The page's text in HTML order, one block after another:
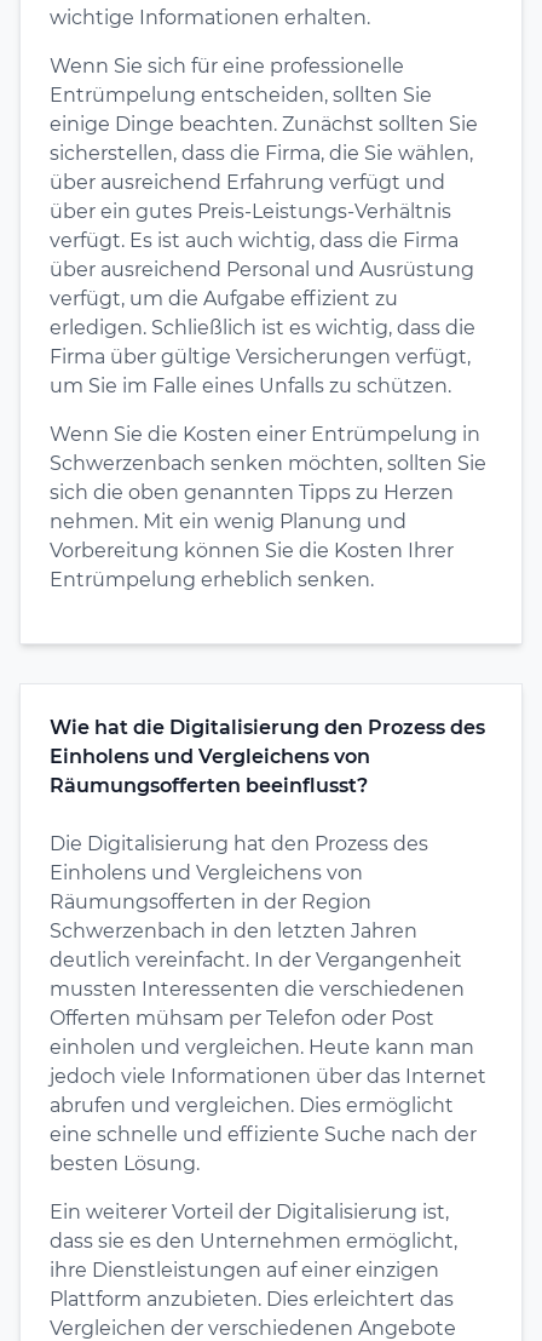
wichtige Informationen erhalten.
Wenn Sie sich für eine professionelle
Entrümpelung entscheiden, sollten Sie
einige Dinge beachten. Zunächst sollten Sie
sicherstellen, dass die Firma, die Sie wählen,
über ausreichend Erfahrung verfügt und
über ein gutes Preis-Leistungs-Verhältnis
verfügt. Es ist auch wichtig, dass die Firma
über ausreichend Personal und Ausrüstung
verfügt, um die Aufgabe effizient zu
erledigen. Schließlich ist es wichtig, dass die
Firma über gültige Versicherungen verfügt,
um Sie im Falle eines Unfalls zu schützen.
Wenn Sie die Kosten einer Entrümpelung in
Schwerzenbach senken möchten, sollten Sie
sich die oben genannten Tipps zu Herzen
nehmen. Mit ein wenig Planung und
Vorbereitung können Sie die Kosten Ihrer
Entrümpelung erheblich senken.
Wie hat die Digitalisierung den Prozess des
Einholens und Vergleichens von
Räumungsofferten beeinflusst?
Die Digitalisierung hat den Prozess des
Einholens und Vergleichens von
Räumungsofferten in der Region
Schwerzenbach in den letzten Jahren
deutlich vereinfacht. In der Vergangenheit
mussten Interessenten die verschiedenen
Offerten mühsam per Telefon oder Post
einholen und vergleichen. Heute kann man
jedoch viele Informationen über das Internet
abrufen und vergleichen. Dies ermöglicht
eine schnelle und effiziente Suche nach der
besten Lösung.
Ein weiterer Vorteil der Digitalisierung ist,
dass sie es den Unternehmen ermöglicht,
ihre Dienstleistungen auf einer einzigen
Plattform anzubieten. Dies erleichtert das
Vergleichen der verschiedenen Angebote